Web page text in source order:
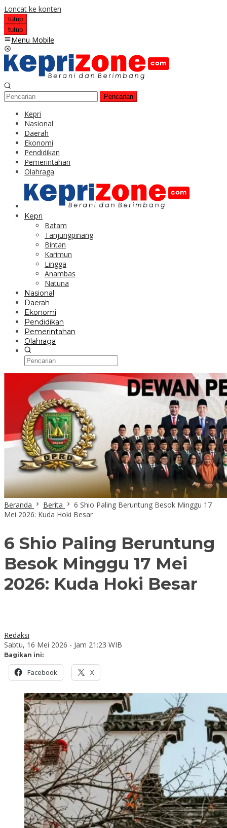
Loncat ke konten
tutup
tutup
Menu Mobile
Pencarian
Kepri
Nasional
Daerah
Ekonomi
Pendidikan
Pemerintahan
Olahraga
Kepri
Batam
Tanjungpinang
Bintan
Karimun
Lingga
Anambas
Natuna
Nasional
Daerah
Ekonomi
Pendidikan
Pemerintahan
Olahraga
Beranda Berita
6 Shio Paling Beruntung Besok Minggu 17
Mei 2026: Kuda Hoki Besar
6 Shio Paling Beruntung
Besok Minggu 17 Mei
2026: Kuda Hoki Besar
Redaksi
Sabtu, 16 Mei 2026 - Jam 21:23 WIB
Bagikan ini:
Facebook X